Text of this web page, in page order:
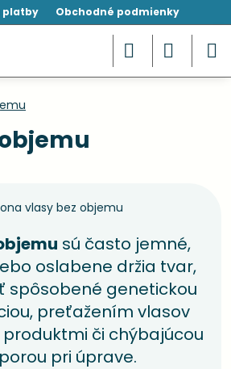
platby Obchodné podmienky
sú často jemné,
oslabene držia tvar,
spôsobené genetickou
preťažením vlasov
či chýbajúcou
pri úprave.